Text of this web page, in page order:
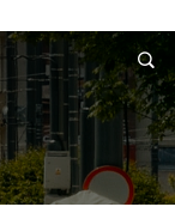
KONTAKT